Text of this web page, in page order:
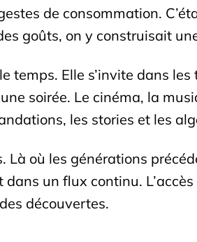
de consommation.
goûts, on y construisait
temps. Elle s’invite dans
soirée. Le cinéma, la
les stories et les
où les générations
un flux continu.
découvertes.